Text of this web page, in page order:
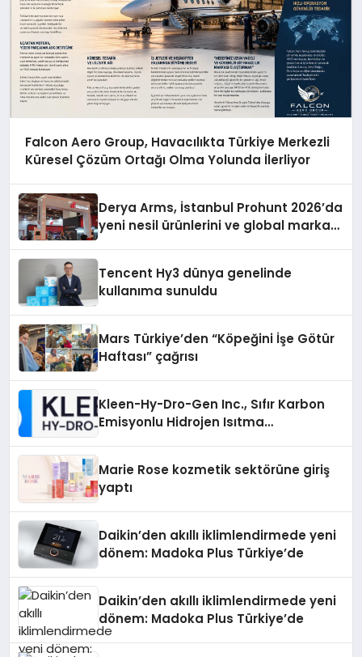
Falcon Aero Group, Havacılıkta Türkiye Merkezli
Küresel Çözüm Ortağı Olma Yolunda İlerliyor
Derya Arms, İstanbul Prohunt 2026’da
yeni nesil ürünlerini ve global marka
Tencent Hy3 dünya genelinde
kullanıma sunuldu
Mars Türkiye’den “Köpeğini İşe Götür
Haftası” çağrısı
Kleen-Hy-Dro-Gen Inc., Sıfır Karbon
Emisyonlu Hidrojen Isıtma
Marie Rose kozmetik sektörüne giriş
yaptı
Daikin’den akıllı iklimlendirmede yeni
dönem: Madoka Plus Türkiye’de
Daikin’den akıllı iklimlendirmede yeni
dönem: Madoka Plus Türkiye’de